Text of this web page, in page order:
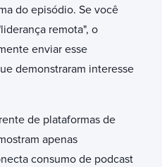
do episódio. Se você
remota", o
enviar esse
demonstraram interesse
de plataformas de
apenas
consumo de podcast